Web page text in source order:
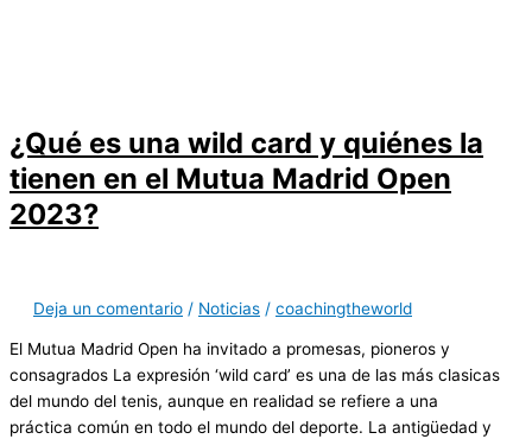
¿Qué es una wild card y quiénes la
tienen en el Mutua Madrid Open
2023?
Deja un comentario / Noticias / coachingtheworld
El Mutua Madrid Open ha invitado a promesas, pioneros y
consagrados La expresión ‘wild card’ es una de las más clasicas
del mundo del tenis, aunque en realidad se refiere a una
práctica común en todo el mundo del deporte. La antigüedad y